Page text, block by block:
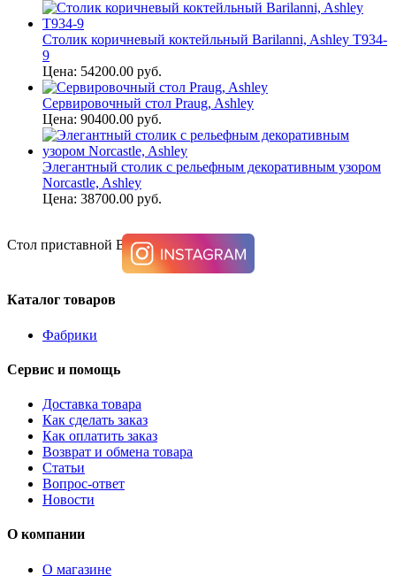
Столик коричневый коктейльный Barilanni, Ashley T934-
9
Цена: 54200.00 руб.
Сервировочный стол Praug, Ashley
Цена: 90400.00 руб.
Элегантный столик с рельефным декоративным узором
Norcastle, Ashley
Цена: 38700.00 руб.
Стол приставной BROSWARD T855-2
Каталог товаров
Фабрики
Сервис и помощь
Доставка товара
Как сделать заказ
Как оплатить заказ
Возврат и обмена товара
Статьи
Вопрос-ответ
Новости
О компании
О магазине